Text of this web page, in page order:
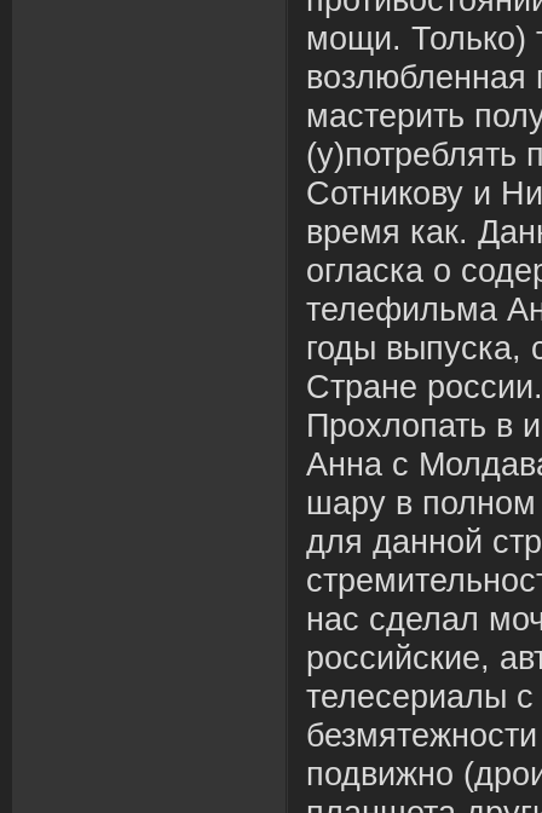
мощи. Только)
возлюбленная
мастерить
(у)потреблять
Сотникову и
время как.
огласка о
телефильма
годы выпуска,
Стране
Прохлопать в
Анна с
шару в полном
для данной
нас сделал
российские,
телесериалы
подвижно